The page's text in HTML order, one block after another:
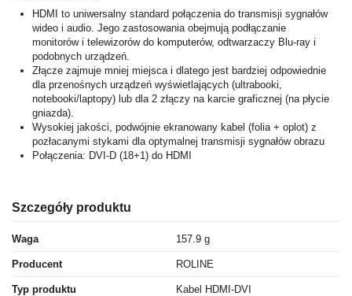
HDMI to uniwersalny standard połączenia do transmisji sygnałów
wideo i audio. Jego zastosowania obejmują podłączanie
monitorów i telewizorów do komputerów, odtwarzaczy Blu-ray i
podobnych urządzeń.
Złącze zajmuje mniej miejsca i dlatego jest bardziej odpowiednie
dla przenośnych urządzeń wyświetlających (ultrabooki,
notebooki/laptopy) lub dla 2 złączy na karcie graficznej (na płycie
gniazda).
Wysokiej jakości, podwójnie ekranowany kabel (folia + oplot) z
pozłacanymi stykami dla optymalnej transmisji sygnałów obrazu
Połączenia: DVI-D (18+1) do HDMI
Szczegóły produktu
Waga 157.9 g
Producent ROLINE
Typ produktu
Kabel HDMI-DVI